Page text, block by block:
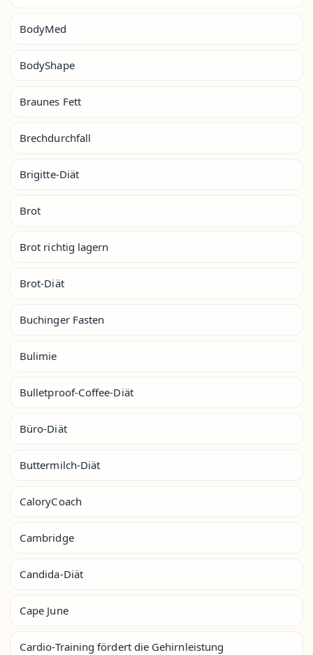
BodyMed
BodyShape
Braunes Fett
Brechdurchfall
Brigitte-Diät
Brot
Brot richtig lagern
Brot-Diät
Buchinger Fasten
Bulimie
Bulletproof-Coffee-Diät
Büro-Diät
Buttermilch-Diät
CaloryCoach
Cambridge
Candida-Diät
Cape June
Cardio-Training fördert die Gehirnleistung